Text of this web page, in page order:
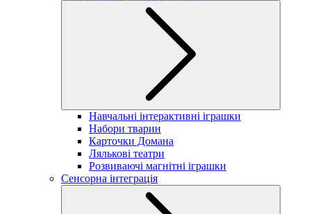
Навчальні інтерактивні іграшки
Набори тварин
Карточки Домана
Лялькові театри
Розвиваючі магнітні іграшки
Сенсорна інтеграція